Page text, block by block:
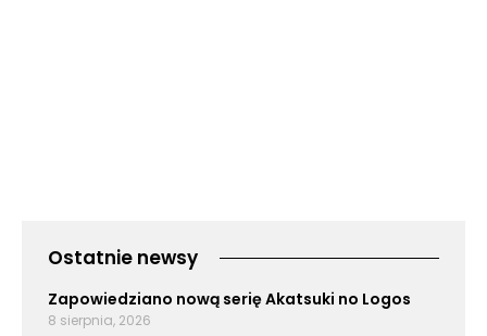
Ostatnie newsy
Zapowiedziano nową serię Akatsuki no Logos
8 sierpnia, 2026